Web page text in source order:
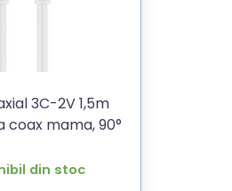
3C-2V 1,5m
coax mama, 90°
din stoc